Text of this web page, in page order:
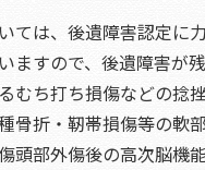
ては、後遺障害認定に
ますので、後遺障害が
むち打ち損傷などの捻
骨折・靭帯損傷等の軟
頭部外傷後の高次脳機